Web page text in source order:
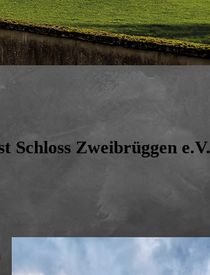
Schloss Zweibrüggen e.V.